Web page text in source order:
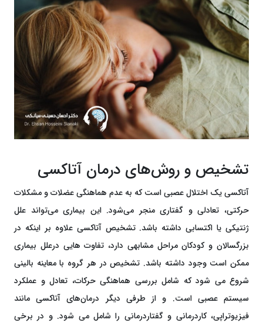
تشخیص و روش‌های درمان آتاکسی
آتاکسی یک اختلال عصبی است که به عدم هماهنگی عضلات و مشکلات
حرکتی، تعادلی و گفتاری منجر می‌شود. این بیماری می‌تواند علل
ژنتیکی یا اکتسابی داشته باشد. تشخیص آتاکسی علاوه بر اینکه در
بزرگسالان و کودکان مراحل مشابهی دارد، تفاوت هایی درعلل بیماری
ممکن است وجود داشته باشد. تشخیص در هر گروه با معاینه بالینی
شروع می شود که شامل بررسی هماهنگی حرکات، تعادل و عملکرد
سیستم عصبی است. و از طرفی دیگر درمان‌های آتاکسی مانند
فیزیوتراپی، کاردرمانی و گفتاردرمانی را شامل می شود. و در برخی